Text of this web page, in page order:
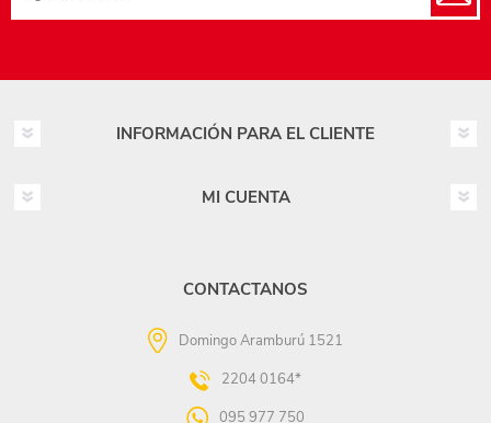
INFORMACIÓN PARA EL CLIENTE
MI CUENTA
CONTACTANOS
Domingo Aramburú 1521
2204 0164*
095 977 750